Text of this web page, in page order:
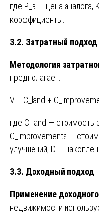
где P_a — цена аналога,
коэффициенты.
3.2. Затратный подход
Методология
предполагает:
V = C_land +
где C_land — стоимость
C_improvements —
улучшений, D —
3.3. Доходный подход
Применение
недвижимости